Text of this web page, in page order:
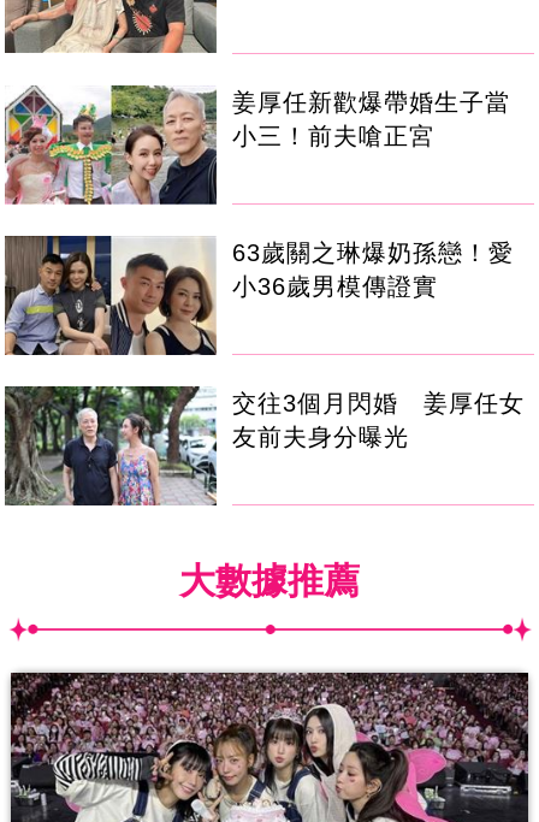
姜厚任新歡爆帶婚生子當
小三！前夫嗆正宮
63歲關之琳爆奶孫戀！愛
小36歲男模傳證實
交往3個月閃婚 姜厚任女
友前夫身分曝光
大數據推薦